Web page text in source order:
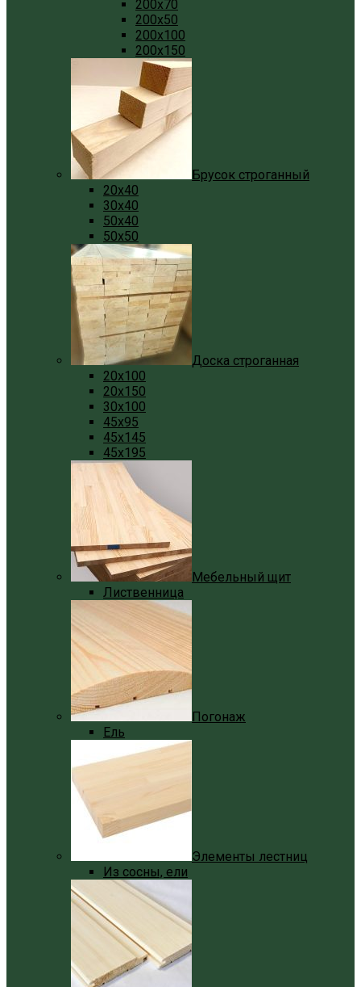
200x70
200x50
200x100
200x150
Брусок строганный
20x40
30x40
50x40
50x50
Доска строганная
20x100
20x150
30x100
45x95
45x145
45x195
Мебельный щит
Лиственница
Погонаж
Ель
Элементы лестниц
Из сосны, ели